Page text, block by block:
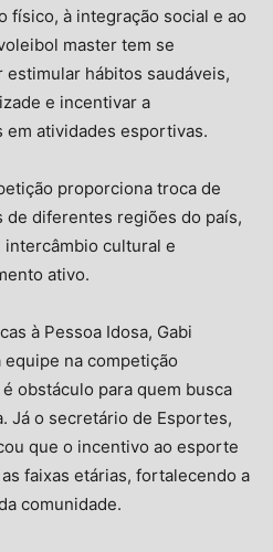
físico, à integração social e ao
master tem se
hábitos saudáveis,
e incentivar a
em atividades esportivas.
proporciona troca de
diferentes regiões do país,
cultural e
ativo.
à Pessoa Idosa, Gabi
equipe na competição
obstáculo para quem busca
Já o secretário de Esportes,
que o incentivo ao esporte
faixas etárias, fortalecendo a
comunidade.